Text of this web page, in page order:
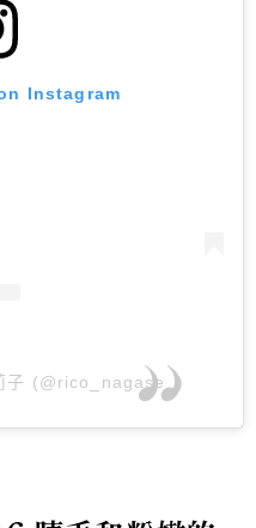
Instagram
子 (@rico_nagase_)